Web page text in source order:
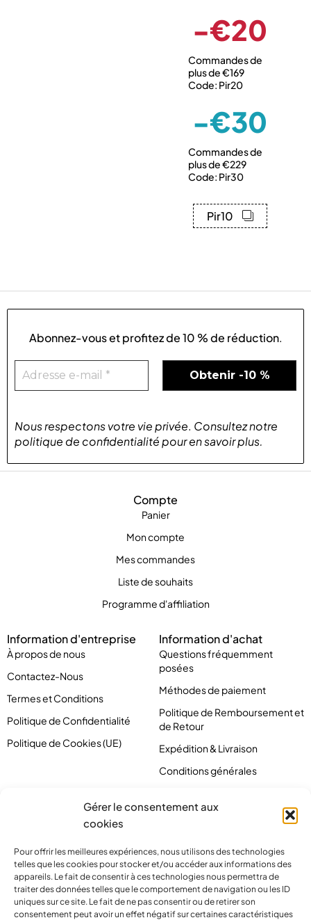
Gérer le consentement aux
cookies
Pour offrir les meilleures expériences, nous utilisons des technologies
telles que les cookies pour stocker et/ou accéder aux informations des
appareils. Le fait de consentir à ces technologies nous permettra de
traiter des données telles que le comportement de navigation ou les ID
uniques sur ce site. Le fait de ne pas consentir ou de retirer son
consentement peut avoir un effet négatif sur certaines caractéristiques
-€20
Commandes de
plus de €169
Code: Pir20
-€30
Commandes de
plus de €229
Code: Pir30
Pir10
Compte
Panier
Mon compte
Mes commandes
Liste de souhaits
Programme d'affiliation
Information d'entreprise
À propos de nous
Contactez-Nous
Termes et Conditions
Politique de Confidentialité
Politique de Cookies (UE)
Information d'achat
Questions fréquemment
posées
Méthodes de paiement
Politique de Remboursement et
de Retour
Expédition & Livraison
Conditions générales
Abonnez-vous et profitez de10 % de réduction.
Nous respectons votre vie privée. Consultez notre
politique de confidentialitépouren savoir plus.